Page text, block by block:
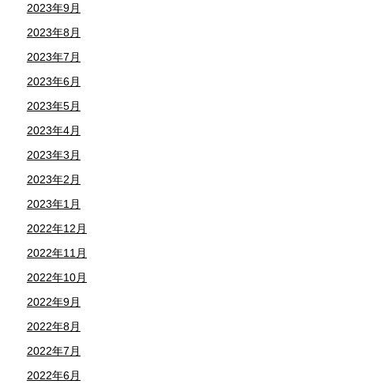
2023年9月
2023年8月
2023年7月
2023年6月
2023年5月
2023年4月
2023年3月
2023年2月
2023年1月
2022年12月
2022年11月
2022年10月
2022年9月
2022年8月
2022年7月
2022年6月